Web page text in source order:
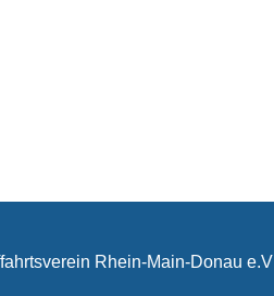
Rhein-Main-Donau e.V